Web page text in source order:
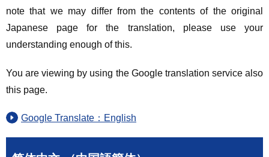
note that we may differ from the contents of the original
Japanese page for the translation, please use your
understanding enough of this.
You are viewing by using the Google translation service also
this page.
Google Translate：English